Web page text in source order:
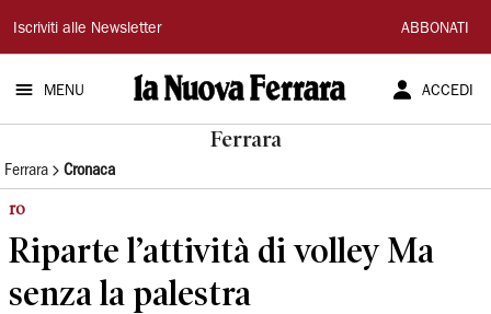
La
Nuova
Ferrara
Iscriviti alle Newsletter ABBONATI
MENU ACCEDI
Ferrara
Ferrara Cronaca
ro
Riparte l’attività di volley Ma
senza la palestra